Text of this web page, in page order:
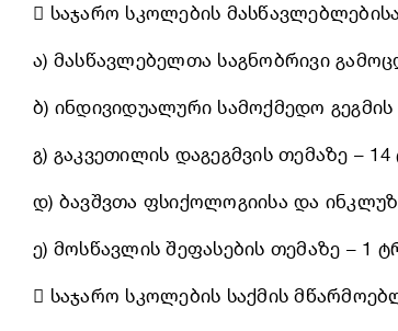
 საჯარო სკოლების
ა) მასწავლებელთა საგნობრივი
ბ) ინდივიდუალური სამოქმედო გეგმის
გ) გაკვეთილის დაგეგმვის თემაზე – 14
დ) ბავშვთა ფსიქოლოგიისა და
ე) მოსწავლის შეფასების თემაზე – 1
 საჯარო სკოლების საქმის